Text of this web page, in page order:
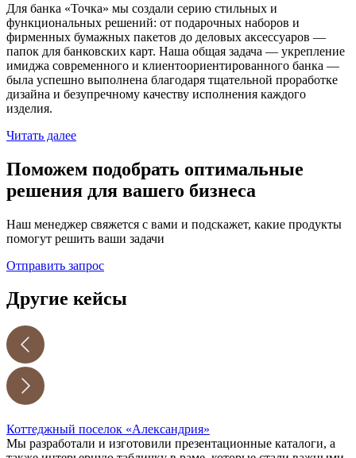
Для банка «Точка» мы создали серию стильных и
функциональных решений: от подарочных наборов и
фирменных бумажных пакетов до деловых аксессуаров —
папок для банковских карт. Наша общая задача — укрепление
имиджа современного и клиентоориентированного банка —
была успешно выполнена благодаря тщательной проработке
дизайна и безупречному качеству исполнения каждого
изделия.
Читать далее
Поможем подобрать оптимальные
решения для вашего бизнеса
Наш менеджер свяжется с вами и подскажет, какие продукты
помогут решить ваши задачи
Отправить запрос
Другие кейсы
Коттеджный поселок «Александрия»
Мы разработали и изготовили презентационные каталоги, а